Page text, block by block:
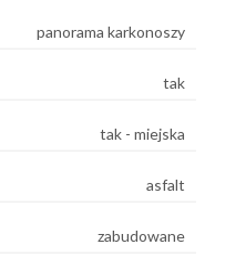
panorama karkonoszy
tak
tak - miejska
asfalt
zabudowane